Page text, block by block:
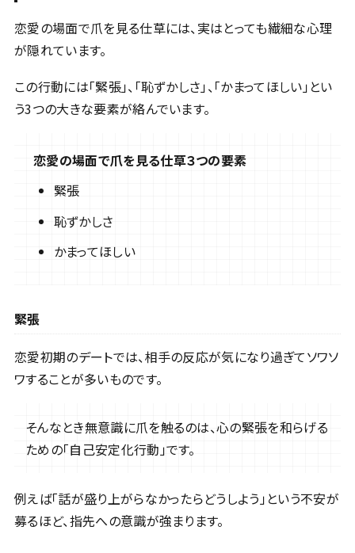
恋愛の場面で爪を見る仕草には、実はとっても繊細な心理
が隠れています。
この行動には「緊張」、「恥ずかしさ」、「かまってほしい」とい
う3つの大きな要素が絡んでいます。
恋愛の場面で爪を見る仕草３つの要素
緊張
恥ずかしさ
かまってほしい
緊張
恋愛初期のデートでは、相手の反応が気になり過ぎてソワソ
ワすることが多いものです。
そんなとき無意識に爪を触るのは、心の緊張を和らげる
ための「自己安定化行動」です。
例えば「話が盛り上がらなかったらどうしよう」という不安が
募るほど、指先への意識が強まります。